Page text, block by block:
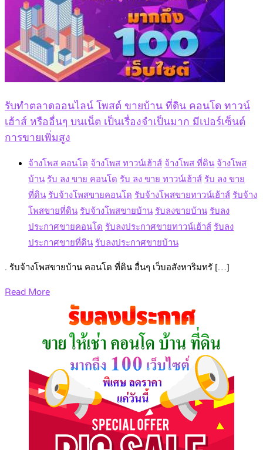
รับทำตลาดออนไลน์ โพสต์ ขายบ้าน ที่ดิน คอนโด ทาวน์
เฮ้าส์ หรืออื่นๆ บนเน็ต เป็นเรื่องจำเป็นมาก มีเปอร์เซ็นต์
การขายเพิ่มสูง
จ้างโพส คอนโด จ้างโพส ทาวน์เฮ้าส์ จ้างโพส ที่ดิน จ้างโพส
บ้าน รับ ลง ขาย คอนโด รับ ลง ขาย ทาวน์เฮ้าส์ รับ ลง ขาย
ที่ดิน รับจ้างโพสขายคอนโด รับจ้างโพสขายทาวน์เฮ้าส์ รับจ้าง
โพสขายที่ดิน รับจ้างโพสขายบ้าน รับลงขายบ้าน รับลง
ประกาศขายคอนโด รับลงประกาศขายทาวน์เฮ้าส์ รับลง
ประกาศขายที่ดิน รับลงประกาศขายบ้าน
. รับจ้างโพสขายบ้าน คอนโด ที่ดิน อื่นๆ เว็บอสังหาริมทรั […]
Read More